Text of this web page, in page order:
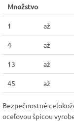
Množstvo
1 až
4 až
13 až
45 až
Bezpečnostné
oceľovou špicou